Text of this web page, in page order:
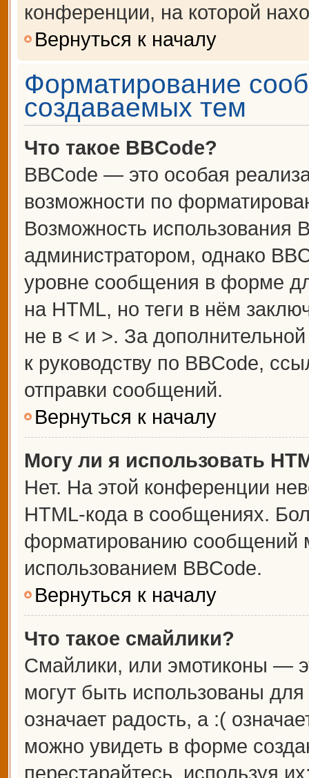
конференции, на которой
Вернуться к началу
Форматирование
создаваемых тем
Что такое BBCode?
BBCode — это особая
возможности по
Возможность использования
администратором, однако
уровне сообщения в форме
на HTML, но теги в нём
не в < и >. За
к руководству по BBCode,
отправки сообщений.
Вернуться к началу
Могу ли я использовать
Нет. На этой конференции
HTML-кода в сообщениях.
форматированию сообщений
использованием BBCode.
Вернуться к началу
Что такое смайлики?
Смайлики, или эмотиконы —
могут быть использованы
означает радость, а :(
можно увидеть в форме
перестарайтесь, используя